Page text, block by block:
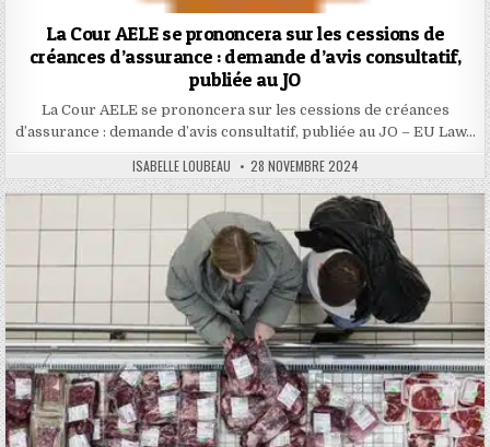
La Cour AELE se prononcera sur les cessions de
créances d’assurance : demande d’avis consultatif,
publiée au JO
La Cour AELE se prononcera sur les cessions de créances
d’assurance : demande d’avis consultatif, publiée au JO – EU Law…
AUTHOR:
ISABELLE LOUBEAU PUBLISHED
DATE:
28 NOVEMBRE 2024